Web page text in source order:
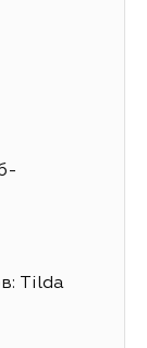
Tilda